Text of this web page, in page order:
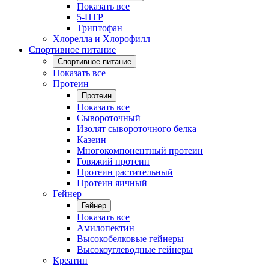
Показать все
5-HTP
Триптофан
Хлорелла и Хлорофилл
Спортивное питание
Спортивное питание
Показать все
Протеин
Протеин
Показать все
Сывороточный
Изолят сывороточного белка
Казеин
Многокомпонентный протеин
Говяжий протеин
Протеин растительный
Протеин яичный
Гейнер
Гейнер
Показать все
Амилопектин
Высокобелковые гейнеры
Высокоуглеводные гейнеры
Креатин